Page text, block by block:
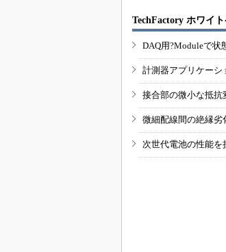
TechFactory ホワイ
DAQ用?Moduleで状
計測器アプリケーシ
接合部の微小な抵
微細配線間の絶縁
次世代電池の性能を